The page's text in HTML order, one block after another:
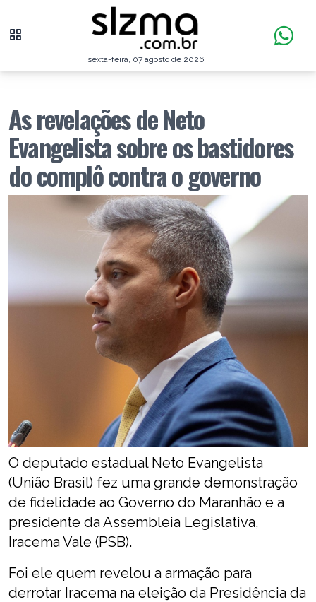
sexta-feira, 07 agosto de 2026
As revelações de Neto
Evangelista sobre os bastidores
do complô contra o governo
O deputado estadual Neto Evangelista
(União Brasil) fez uma grande demonstração
de fidelidade ao Governo do Maranhão e a
presidente da Assembleia Legislativa,
Iracema Vale (PSB).
Foi ele quem revelou a armação para
derrotar Iracema na eleição da Presidência da